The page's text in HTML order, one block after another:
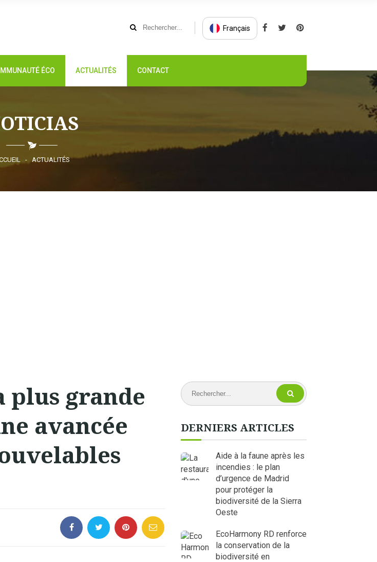
Français
ÉCO ACTUALITÉS CONTACT
- ACTUALITÉS
grande
avancée
DERNIERS ARTICLES
Aide à la faune après les
incendies : le plan
d’urgence de Madrid
pour protéger la
biodiversité de la Sierra
Oeste
EcoHarmony RD renforce
la conservation de la
biodiversité en